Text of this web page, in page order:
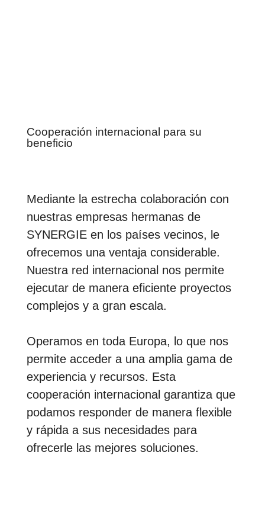
Cooperación internacional para su
beneficio
Mediante la estrecha colaboración con
nuestras empresas hermanas de
SYNERGIE en los países vecinos, le
ofrecemos una ventaja considerable.
Nuestra red internacional nos permite
ejecutar de manera eficiente proyectos
complejos y a gran escala.
Operamos en toda Europa, lo que nos
permite acceder a una amplia gama de
experiencia y recursos. Esta
cooperación internacional garantiza que
podamos responder de manera flexible
y rápida a sus necesidades para
ofrecerle las mejores soluciones.